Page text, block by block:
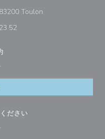
Toulon
52
ださい